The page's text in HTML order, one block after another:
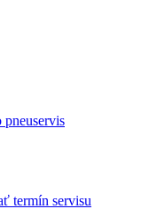
pneuservis
termín servisu